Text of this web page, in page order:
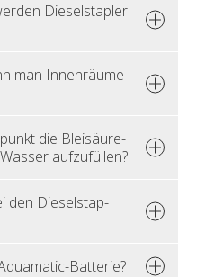
Die­sel­stap­ler
man In­nen­räu­me
die Blei­säu­re-
auf­zu­fül­len?
den Die­sel­stap­
Bat­te­rie?